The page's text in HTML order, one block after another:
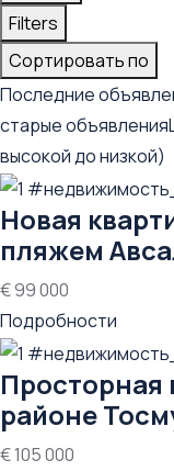
Filters
Сортировать пo
Последние
старые объявления
высокой до низкой)
Новая
пляжем
€ 99 000
Подробности
Просторная
районе
€ 105 000